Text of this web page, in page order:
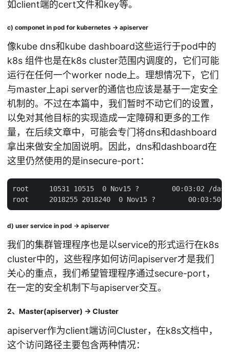
如client端的cert文件和key等。
c) componet in pod for kubernetes -> apiserver
像kube dns和kube dashboard这些运行于pod中的
k8s 组件也是在k8s cluster范围内调度的，它们可能
运行在任何一个worker node上。理想情况下，它们
与master上api server的通信也应该是基于一定安全
机制的。不过在本篇中，我们暂时不动它们的设置，
以免对其他目标的实现造成一定障碍和更多的工作
量，在后续文章中，可能会专门将dns和dashboard
拿出来做安全加固说明。因此，dns和dashboard在
这里仍然使用的是insecure-port：
root     10531 10515  0 Nov15 ?        00:03:02 /
d) user service in pod -> apiserver
我们的集群管理程序也是以service的形式运行在k8s
cluster中的，这些程序如何访问apiserver才是我们
关心的重点，我们希望管理程序通过secure-port，
在一定的安全机制下与apiserver交互。
2、Master(apiserver) -> Cluster
apiserver作为client端访问Cluster，在k8s文档中，
这个访问路径主要包含两种情况：